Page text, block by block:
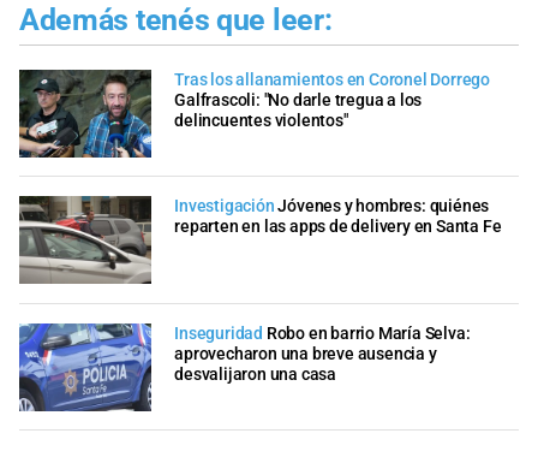
Además tenés que leer:
Tras los allanamientos en Coronel Dorrego
Galfrascoli: "No darle tregua a los
delincuentes violentos"
Investigación Jóvenes y hombres: quiénes
reparten en las apps de delivery en Santa Fe
Inseguridad Robo en barrio María Selva:
aprovecharon una breve ausencia y
desvalijaron una casa